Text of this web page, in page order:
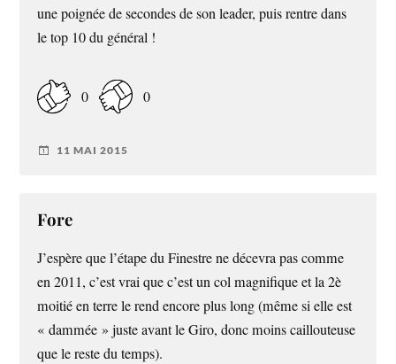
une poignée de secondes de son leader, puis rentre dans
le top 10 du général !
0 0
11 MAI 2015
Fore
J’espère que l’étape du Finestre ne décevra pas comme
en 2011, c’est vrai que c’est un col magnifique et la 2è
moitié en terre le rend encore plus long (même si elle est
« dammée » juste avant le Giro, donc moins caillouteuse
que le reste du temps).